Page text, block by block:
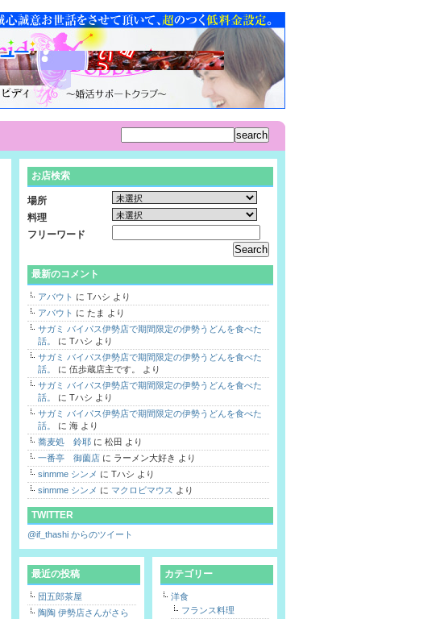
お店検索
場所
料理
フリーワード
最新のコメント
アバウト に Tハシ より
アバウト に たま より
サガミ バイパス伊勢店で期間限定の伊勢うどんを食べた
話。
に Tハシ より
サガミ バイパス伊勢店で期間限定の伊勢うどんを食べた
話。
に 伍歩蔵店主です。
より
サガミ バイパス伊勢店で期間限定の伊勢うどんを食べた
話。
に Tハシ より
サガミ バイパス伊勢店で期間限定の伊勢うどんを食べた
話。
に 海 より
蕎麦処 鈴耶 に 松田 より
一番亭 御薗店 に ラーメン大好き より
sinmme シンメ に Tハシ より
sinmme シンメ に マクロビマウス より
TWITTER
@if_thashi からのツイート
最近の投稿
団五郎茶屋
陶陶 伊勢店さんがさら
カテゴリー
洋食
フランス料理